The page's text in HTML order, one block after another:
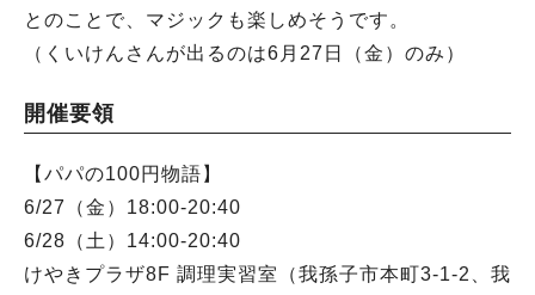
とのことで、マジックも楽しめそうです。
（くいけんさんが出るのは6月27日（金）のみ）
開催要領
【パパの100円物語】
6/27（金）18:00-20:40
6/28（土）14:00-20:40
けやきプラザ8F 調理実習室（我孫子市本町3-1-2、我